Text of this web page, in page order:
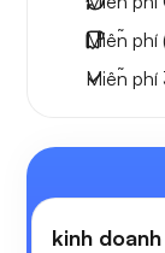
Miễn phí
Miễn phí
kinh